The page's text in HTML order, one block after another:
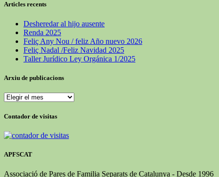
Articles recents
Desheredar al hijo ausente
Renda 2025
Feliç Any Nou / feliz Año nuevo 2026
Feliç Nadal /Feliz Navidad 2025
Taller Jurídico Ley Orgánica 1/2025
Arxiu de publicacions
Contador de visitas
APFSCAT
Associació de Pares de Familia Separats de Catalunya - Desde 1996